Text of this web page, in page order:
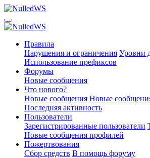
Правила
Нарушения и ограничения Уровни
Использование префиксов
Форумы
Новые сообщения
Что нового?
Новые сообщения Новые
Последняя активность
Пользователи
Зарегистрированные пользователи
Новые сообщения профилей
Пожертвования
Сбор средств В помощь форуму